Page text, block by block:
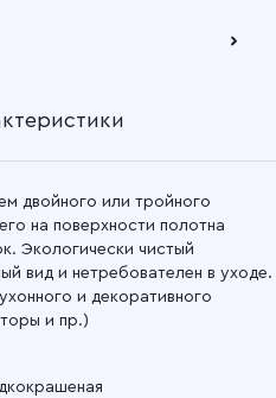
компанию на Ваш
двойного или тройного
на поверхности полотна
Экологически чистый
вид и нетребователен в уходе.
и декоративного
и пр.)